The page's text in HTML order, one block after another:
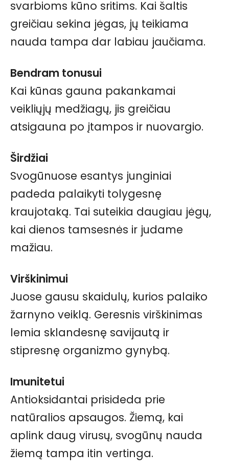
svarbioms kūno sritims. Kai šaltis
greičiau sekina jėgas, jų teikiama
nauda tampa dar labiau jaučiama.
Bendram tonusui
Kai kūnas gauna pakankamai
veikliųjų medžiagų, jis greičiau
atsigauna po įtampos ir nuovargio.
Širdžiai
Svogūnuose esantys junginiai
padeda palaikyti tolygesnę
kraujotaką. Tai suteikia daugiau jėgų,
kai dienos tamsesnės ir judame
mažiau.
Virškinimui
Juose gausu skaidulų, kurios palaiko
žarnyno veiklą. Geresnis virškinimas
lemia sklandesnę savijautą ir
stipresnę organizmo gynybą.
Imunitetui
Antioksidantai prisideda prie
natūralios apsaugos. Žiemą, kai
aplink daug virusų, svogūnų nauda
žiemą tampa itin vertinga.